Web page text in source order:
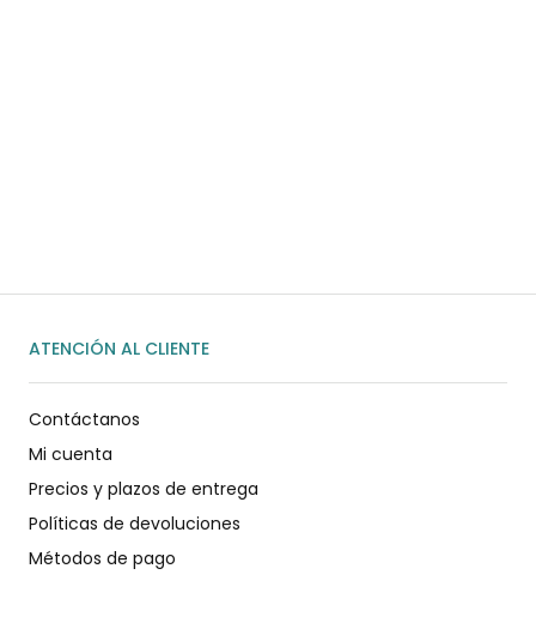
ATENCIÓN AL CLIENTE
Contáctanos
Mi cuenta
Precios y plazos de entrega
Políticas de devoluciones
Métodos de pago